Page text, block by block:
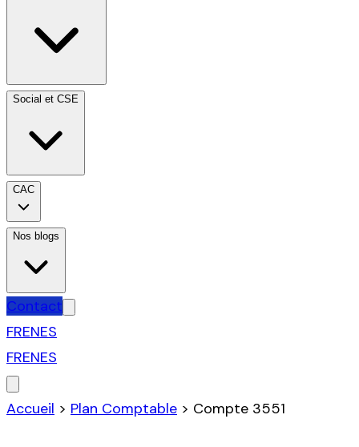
Social et CSE
CAC
Nos blogs
Contact
FRENES
FRENES
Accueil > Plan Comptable > Compte 3551